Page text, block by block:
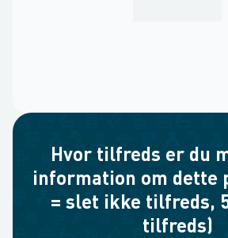
Hvor tilfreds er du
information om dette
= slet ikke tilfreds,
tilfreds)